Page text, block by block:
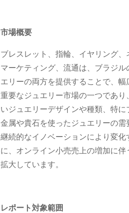
市場概要
ブレスレット、指輪、イヤリング
マーケティング、流通は、ブラジ
エリーの両方を提供することで、
重要なジュエリー市場の一つであ
いジュエリーデザインや種類、特
金属や貴石を使ったジュエリーの
継続的なイノベーションにより変
に、オンライン小売売上の増加に
拡大しています。
レポート対象範囲